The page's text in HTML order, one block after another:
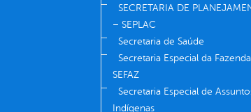
SECRETARIA DE
– SEPLAC
Secretaria de Saúde
Secretaria Especial da
SEFAZ
Secretaria Especial de
Indígenas